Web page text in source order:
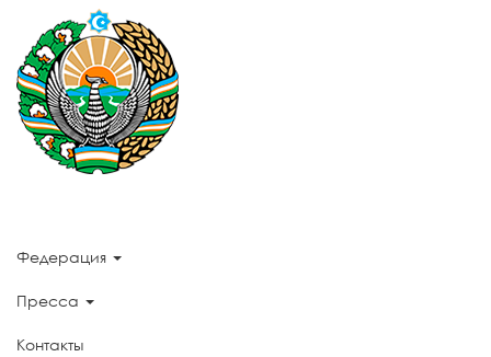
Федерация
Пресса
Контакты